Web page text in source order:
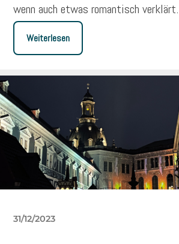
wenn auch etwas romantisch verklärt.
Weiterlesen
31/12/2023